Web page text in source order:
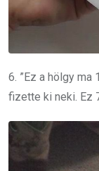
6. ”Ez a hölgy
fizette ki neki. Ez